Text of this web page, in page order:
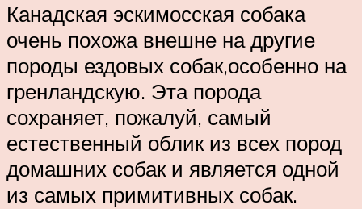
Канадская эскимосская собака
очень похожа внешне на другие
породы ездовых собак,особенно на
гренландскую. Эта порода
сохраняет, пожалуй, самый
естественный облик из всех пород
домашних собак и является одной
из самых примитивных собак.